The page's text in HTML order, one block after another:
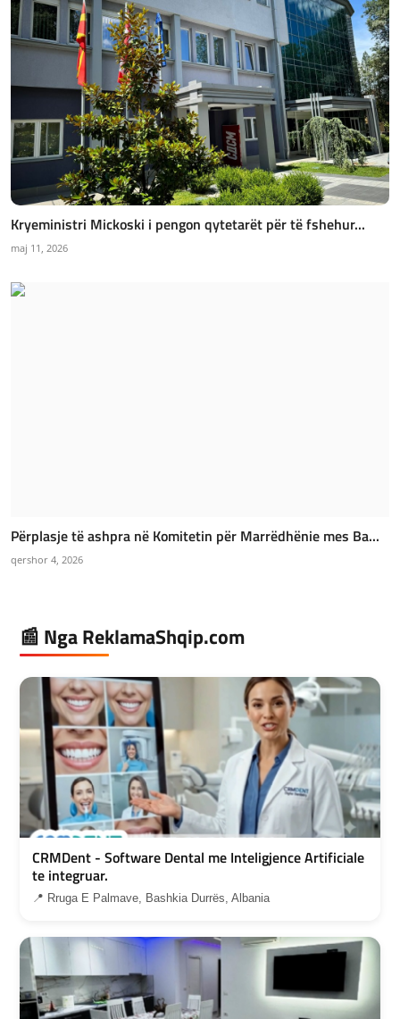
Kryeministri Mickoski i pengon qytetarët për të fshehur...
maj 11, 2026
Përplasje të ashpra në Komitetin për Marrëdhënie mes Ba...
qershor 4, 2026
📰 Nga ReklamaShqip.com
CRMDent - Software Dental me Inteligjence Artificiale
te integruar.
📍 Rruga E Palmave, Bashkia Durrës, Albania